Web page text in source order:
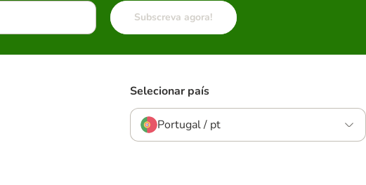
Subscreva agora!
Selecionar país
Portugal / pt